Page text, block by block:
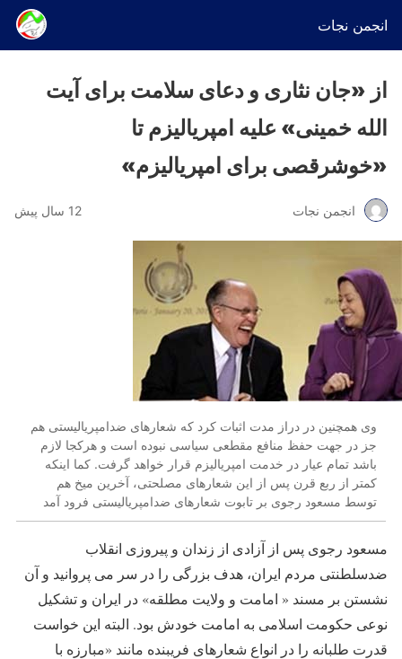
انجمن نجات
از «جان نثاری و دعای سلامت برای آیت
الله خمینی» علیه امپریالیزم تا
«خوشرقصی برای امپریالیزم»
انجمن نجات 12 سال پیش
وی همچنین در دراز مدت اثبات کرد که شعارهای ضدامپریالیستی هم
جز در جهت حفظ منافع مقطعی سیاسی نبوده است و هرکجا لازم
باشد تمام عیار در خدمت امپریالیزم قرار خواهد گرفت. کما اینکه
کمتر از ربع قرن پس از این شعارهای مصلحتی، آخرین میخ هم
توسط مسعود رجوی بر تابوت شعارهای ضدامپریالیستی فرود آمد
مسعود رجوی پس از آزادی از زندان و پیروزی انقلاب
ضدسلطنتی مردم ایران، هدف بزرگی را در سر می پروانید و آن
نشستن بر مسند « امامت و ولایت مطلقه» در ایران و تشکیل
نوعی حکومت اسلامی به امامت خودش بود. البته این خواست
قدرت طلبانه را در انواع شعارهای فریبنده مانند «مبارزه با